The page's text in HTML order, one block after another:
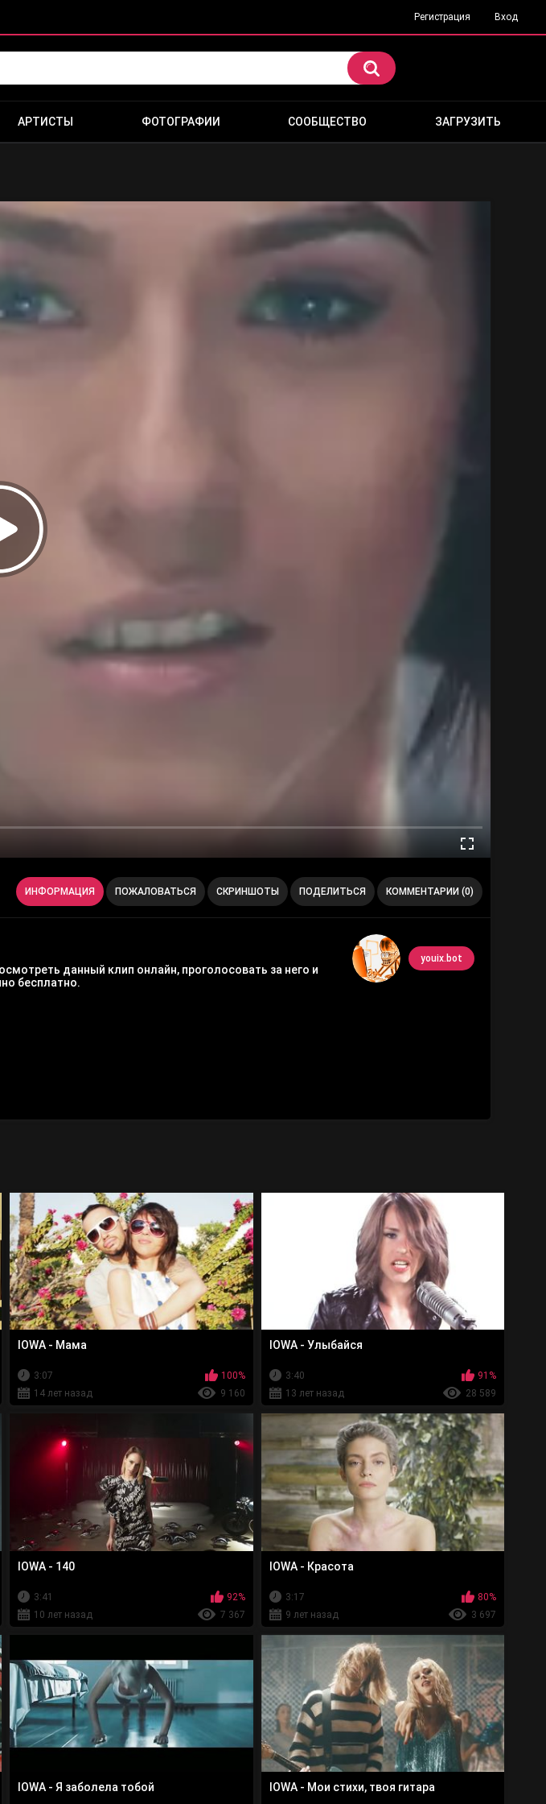
Регистрация Вход
АРТИСТЫ ФОТОГРАФИИ СООБЩЕСТВО ЗАГРУЗИТЬ
ИНФОРМАЦИЯ ПОЖАЛОВАТЬСЯ СКРИНШОТЫ ПОДЕЛИТЬСЯ КОММЕНТАРИИ (0)
youix.bot
данный клип онлайн, проголосовать за него и
бесплатно.
IOWA - Мама
3:07
100%
14 лет назад
9 160
IOWA - Улыбайся
3:40
91%
13 лет назад
28 589
IOWA - 140
3:41
92%
10 лет назад
7 367
IOWA - Красота
3:17
80%
9 лет назад
3 697
IOWA - Я заболела тобой IOWA - Мои стихи, твоя гитара